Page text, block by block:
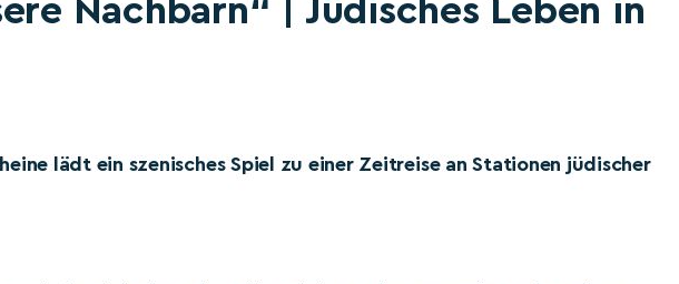
Nachbarn“ | Jüdisches Leben in
lädt ein szenisches Spiel zu einer Zeitreise an Stationen jüdischer